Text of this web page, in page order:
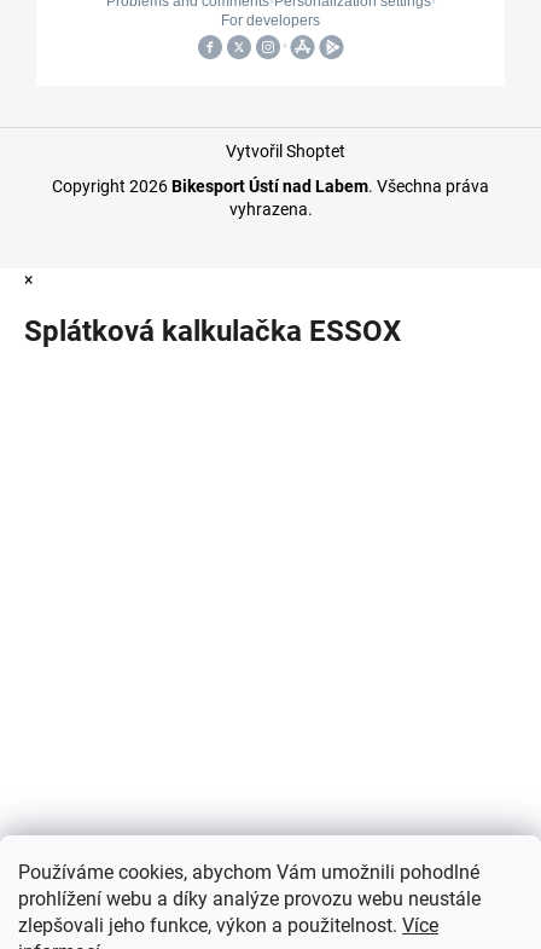
Používáme cookies, abychom Vám umožnili pohodlné
prohlížení webu a díky analýze provozu webu neustále
zlepšovali jeho funkce, výkon a použitelnost. Více
Vytvořil Shoptet
Copyright 2026Bikesport Ústí nad Labem. Všechna práva
vyhrazena.
×
Splátková kalkulačka ESSOX